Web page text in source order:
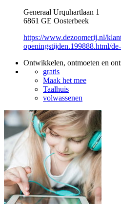
Generaal Urquhartlaan 1
6861 GE Oosterbeek
https://www.dezoomerij.nl/
openingstijden.199888.html/
Ontwikkelen, ontmoeten en
gratis
Maak het mee
Taalhuis
volwassenen